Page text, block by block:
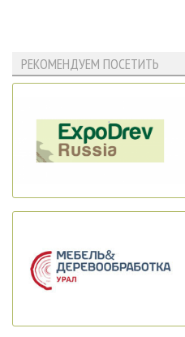
РЕКОМЕНДУЕМ ПОСЕТИТЬ